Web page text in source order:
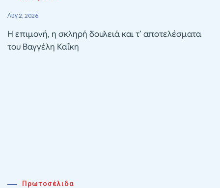
Αυγ 2, 2026
Η επιμονή, η σκληρή δουλειά και τ’ αποτελέσματα
του Βαγγέλη Καΐκη
Πρωτοσέλιδα